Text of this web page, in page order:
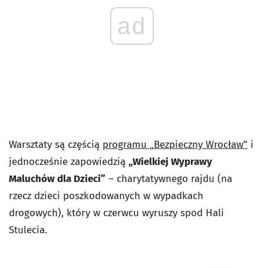
ad
Warsztaty są częścią programu „Bezpieczny Wrocław” i
jednocześnie zapowiedzią „Wielkiej Wyprawy
Maluchów dla Dzieci” – charytatywnego rajdu (na
rzecz dzieci poszkodowanych w wypadkach
drogowych), który w czerwcu wyruszy spod Hali
Stulecia.